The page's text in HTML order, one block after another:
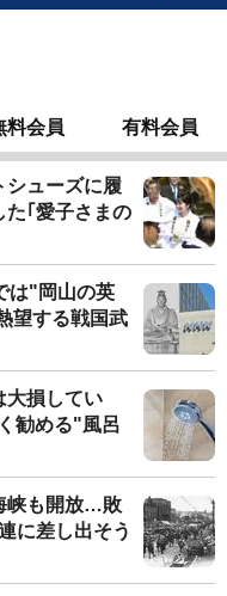
料会員 有料会員
シューズに履
｢愛子さまの
は"岡山の英
望する戦国武
大損してい
勧める"風呂
峡も開放…敗
に差し出そう